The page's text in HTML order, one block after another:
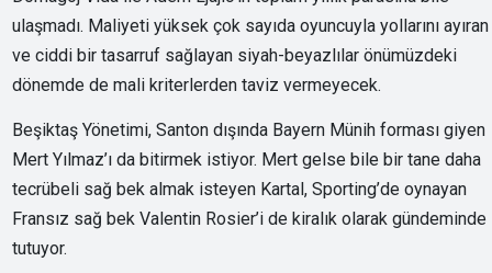
ulaşmadı. Maliyeti yüksek çok sayıda oyuncuyla yollarını ayıran
ve ciddi bir tasarruf sağlayan siyah-beyazlılar önümüzdeki
dönemde de mali kriterlerden taviz vermeyecek.
Beşiktaş Yönetimi, Santon dışında Bayern Münih forması giyen
Mert Yılmaz’ı da bitirmek istiyor. Mert gelse bile bir tane daha
tecrübeli sağ bek almak isteyen Kartal, Sporting’de oynayan
Fransız sağ bek Valentin Rosier’i de kiralık olarak gündeminde
tutuyor.